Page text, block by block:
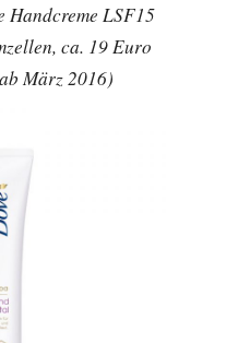
Handcreme LSF15
ca. 19 Euro
März 2016)